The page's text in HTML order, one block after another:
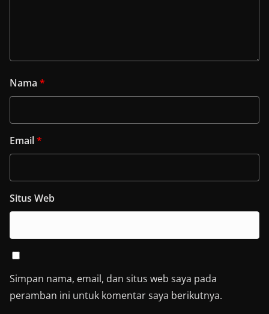
Nama *
Email*
Situs Web
Simpan nama, email, dan situs web saya pada
peramban ini untuk komentar saya berikutnya.